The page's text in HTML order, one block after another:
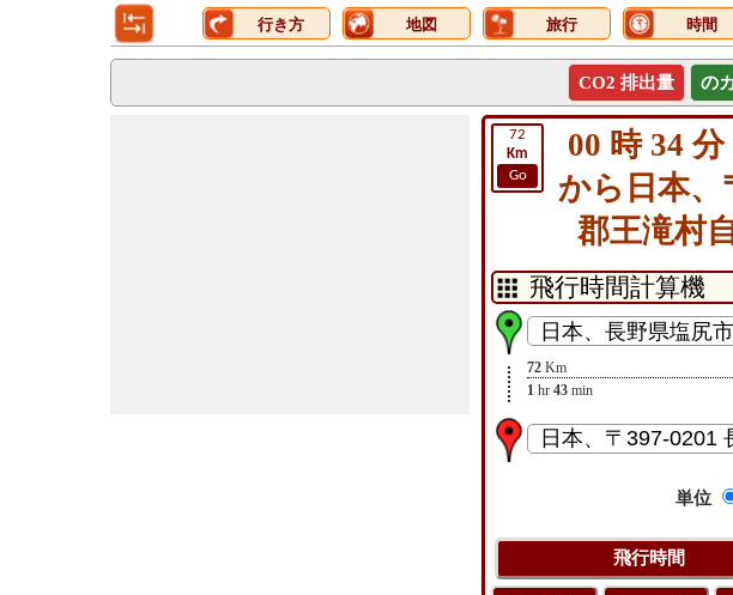
行き方 地図 旅行 時間
CO2 排出量 の
72
Km
Go
00 時 34
から日本、
郡王滝村
72 Km
1 hr 43 min
単位